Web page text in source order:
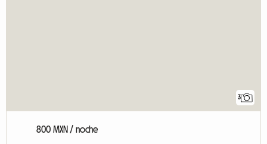
3
800 MXN / noche